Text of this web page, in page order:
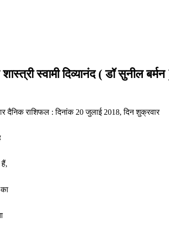
स्वामी दिव्यानंद ( डॉ सुनील बर्मन
दैनिक राशिफल : दिनांक 20 जुलाई 2018, दिन शुक्रवार
हैं,